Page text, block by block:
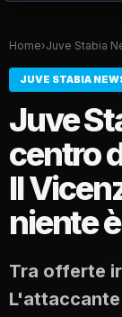
Home›Juve Stabia
JUVE STABIA
Juve
centro
Il
niente
Tra offerte